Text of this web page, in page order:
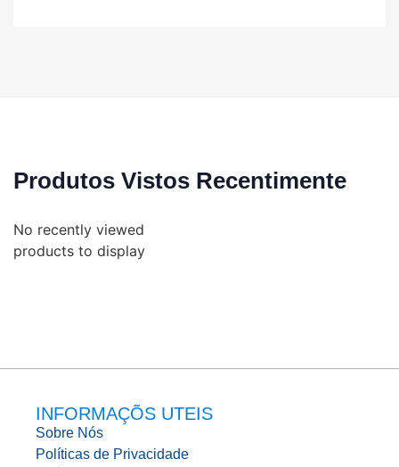
Produtos Vistos Recentimente
No recently viewed
products to display
INFORMAÇÕS UTEIS
Sobre Nós
Políticas de Privacidade